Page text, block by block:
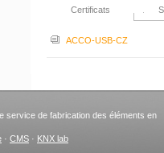
Certificats
ACCO-USB-CZ
service de fabrication des éléments en
· CMS · KNX lab